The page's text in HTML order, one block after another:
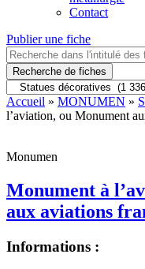
Contact
Publier une fiche
Recherche de fiches
Accueil » MONUMEN »
l’aviation, ou Monument
Monumen
Monument à
aux aviations
Informations :